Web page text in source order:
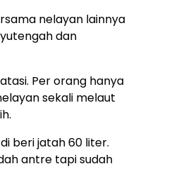
nelayan lainnya
dan
Per orang hanya
sekali melaut
beri jatah 60 liter.
antre tapi sudah